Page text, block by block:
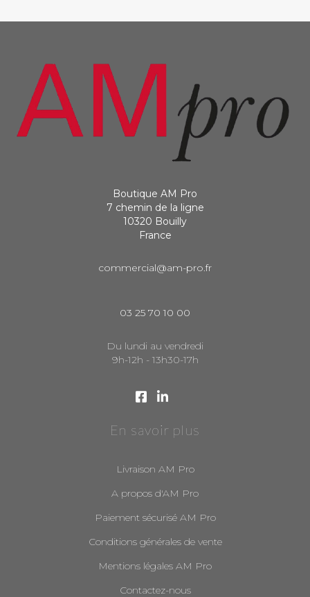
Boutique AM Pro
7 chemin de la ligne
10320 Bouilly
France
commercial@am-pro.fr
03 25 70 10 00
Du lundi au vendredi
9h-12h - 13h30-17h
En savoir plus
Livraison AM Pro
A propos d'AM Pro
Paiement sécurisé AM Pro
Conditions générales de vente
Mentions légales AM Pro
Contactez-nous